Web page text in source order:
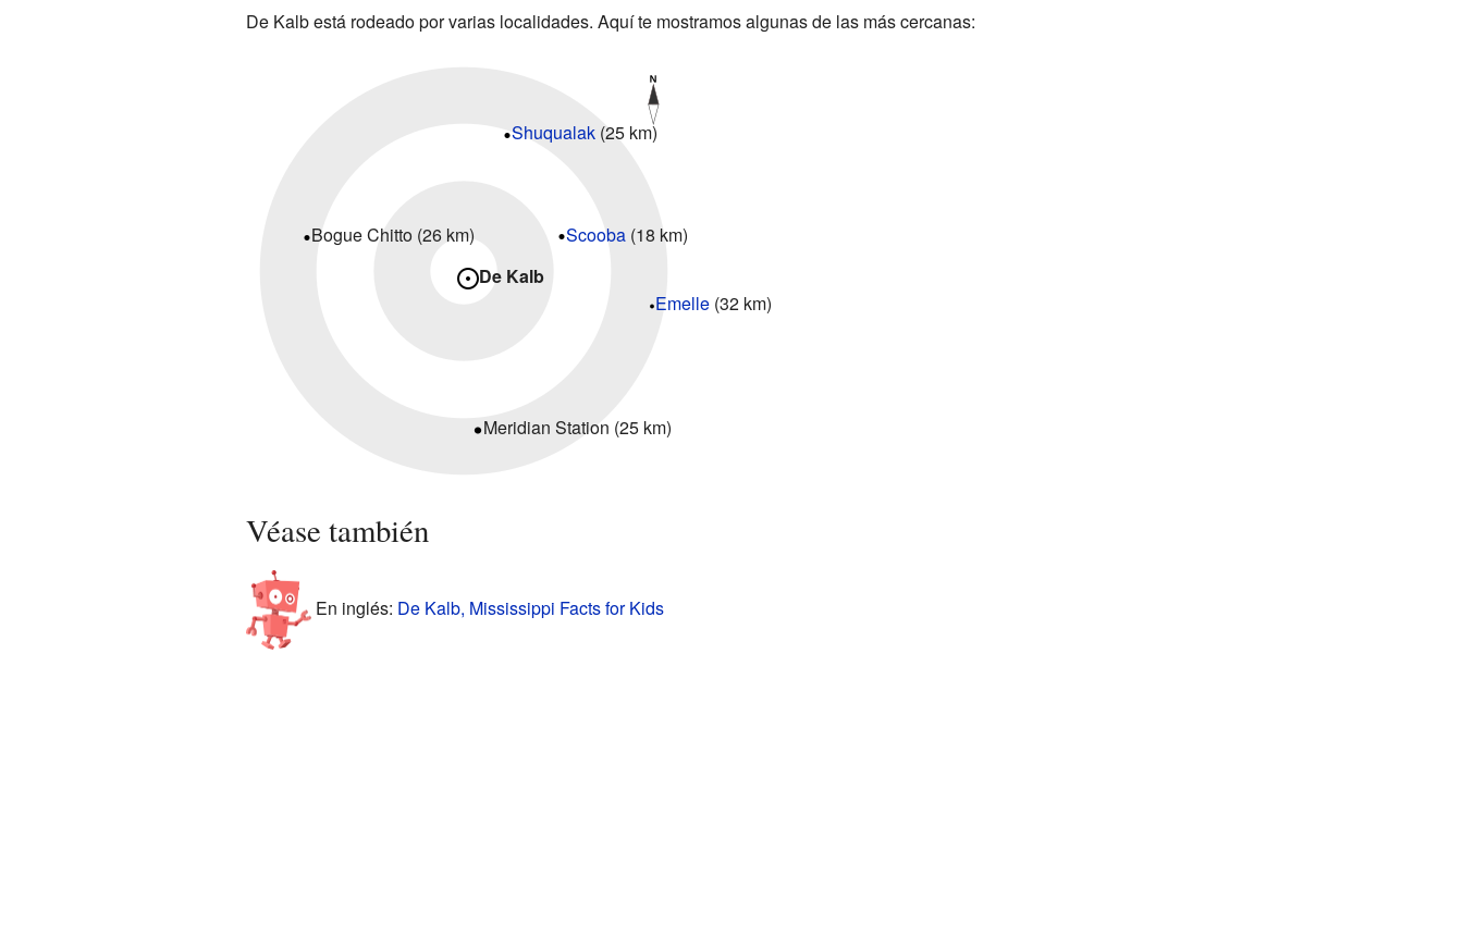
De Kalb está rodeado por varias localidades. Aquí te mostramos algunas de las más cercanas:
De Kalb
Emelle (32 km)
Bogue Chitto (26 km)
Meridian Station (25 km)
Scooba(18 km)
Shuqualak (25 km)
Véase también
En inglés: De Kalb, Mississippi Facts for Kids